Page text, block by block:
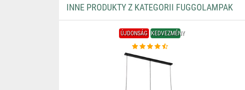
INNE PRODUKTY Z KATEGORII FUGGOLAMPAK
ÚJDONSÁG KEDVEZMÉNY